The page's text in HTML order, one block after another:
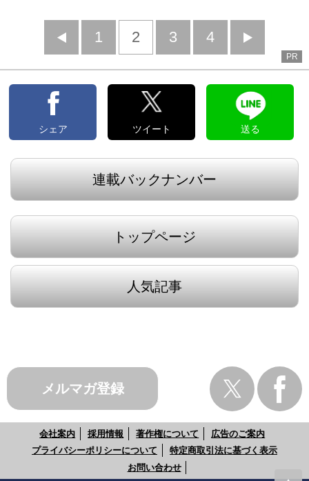
前
へ
1 2 3 4
へ
PR
シェア ツイート 送る
連載バックナンバー
トップページ
人気記事
メルマガ登録
会社案内 採用情報 著作権について
広告のご案内
プライバシーポリシーについて
特定商取引法に基づく表示
お問い合わせ